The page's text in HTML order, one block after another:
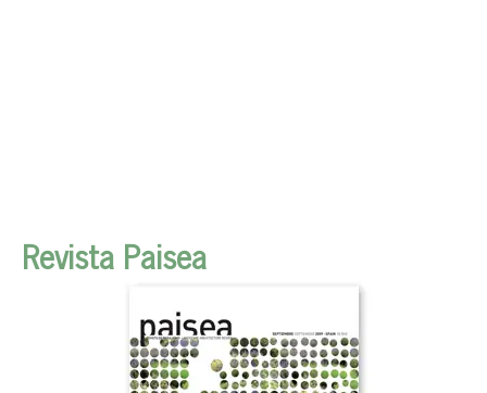
Revista Paisea